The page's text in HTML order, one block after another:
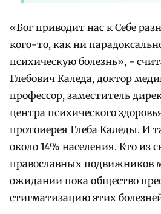
«Бог приводит нас к Себе
кого-то, как ни
психическую болезнь», -
Глебович Каледа, доктор
профессор, заместитель
центра психического
протоиерея Глеба Каледы. И
около 14% населения. Кто из
православных подвижников
ожидании пока общество
стигматизацию этих